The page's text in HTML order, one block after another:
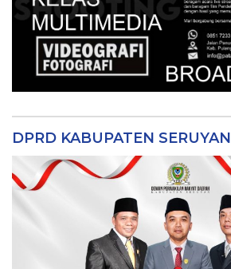
DPRD KABUPATEN SERUYAN